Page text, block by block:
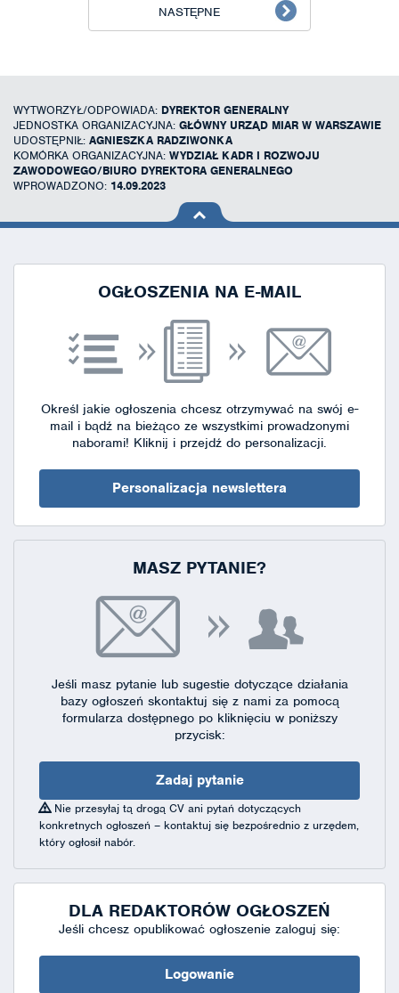
NASTĘPNE
WYTWORZYŁ/ODPOWIADA: DYREKTOR GENERALNY
JEDNOSTKA ORGANIZACYJNA: GŁÓWNY URZĄD MIAR W WARSZAWIE
UDOSTĘPNIŁ: AGNIESZKA RADZIWONKA
KOMÓRKA ORGANIZACYJNA: WYDZIAŁ KADR I ROZWOJU
ZAWODOWEGO/BIURO DYREKTORA GENERALNEGO
WPROWADZONO: 14.09.2023
na górę
OGŁOSZENIA NA E-MAIL
Określ jakie ogłoszenia chcesz otrzymywać na swój e-
mail i bądź na bieżąco ze wszystkimi prowadzonymi
naborami! Kliknij i przejdź do personalizacji.
Personalizacja newslettera
MASZ PYTANIE?
Jeśli masz pytanie lub sugestie dotyczące działania
bazy ogłoszeń skontaktuj się z nami za pomocą
formularza dostępnegopo kliknięciu w poniższy
przycisk:
Zadaj pytanie
Nie przesyłaj tą drogą CV ani pytań dotyczących
konkretnych ogłoszeń – kontaktuj się bezpośrednio z urzędem,
który ogłosił nabór.
DLA REDAKTORÓW OGŁOSZEŃ
Jeśli chcesz opublikować ogłoszenie zaloguj się:
Logowanie